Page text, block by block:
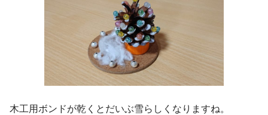
木工用ボンドが乾くとだいぶ雪らしくなりますね。